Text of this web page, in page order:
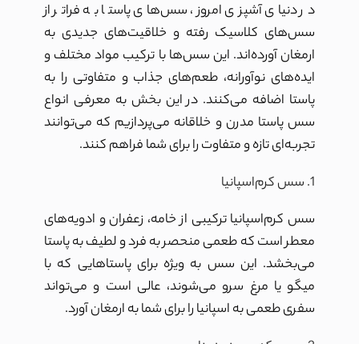
در دنیای آشپزی امروز، سس‌های پاستا به فراتر از
سس‌های کلاسیک رفته و خلاقیت‌های جدیدی به
ارمغان آورده‌اند. این سس‌ها با ترکیب مواد مختلف و
ایده‌های نوآورانه، طعم‌های جذاب و متفاوتی را به
پاستا اضافه می‌کنند. در این بخش به معرفی انواع
سس پاستا مدرن و خلاقانه می‌پردازیم که می‌توانند
تجربه‌ای تازه و متفاوت را برای شما فراهم کنند.
1. سس کرم‌اسپانیا
سس کرم‌اسپانیا ترکیبی از خامه، زعفران و ادویه‌های
معطر است که طعمی منحصر به فرد و لطیف به پاستا
می‌بخشد. این سس به ویژه برای پاستاهایی که با
میگو یا مرغ سرو می‌شوند، عالی است و می‌تواند
سفری طعمی به اسپانیا را برای شما به ارمغان آورد.